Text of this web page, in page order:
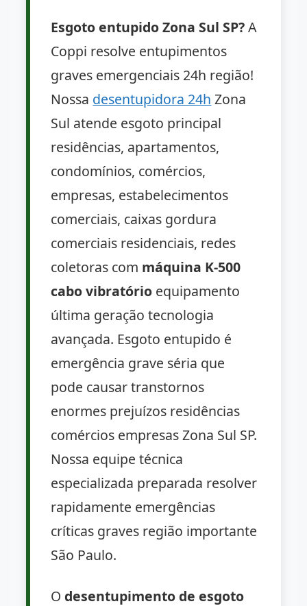
Esgoto entupido Zona Sul SP?A
Coppi resolve entupimentos
graves emergenciais 24h região!
Nossa desentupidora 24h Zona
Sul atende esgoto principal
residências, apartamentos,
condomínios, comércios,
empresas, estabelecimentos
comerciais, caixas gordura
comerciais residenciais, redes
coletoras com máquina K-500
cabo vibratório equipamento
última geração tecnologia
avançada. Esgoto entupido é
emergência grave séria que
pode causar transtornos
enormes prejuízos residências
comércios empresas Zona Sul SP.
Nossa equipe técnica
especializada preparada resolver
rapidamente emergências
críticas graves região importante
São Paulo.
O desentupimento de esgoto